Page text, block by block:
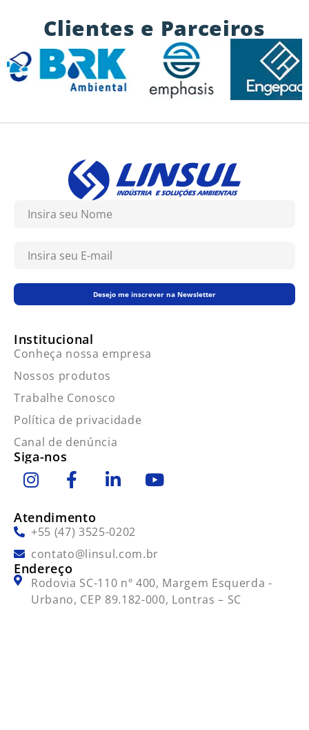
Clientes e Parceiros
Desejo me inscrever na Newsletter
Institucional
Conheça nossa empresa
Nossos produtos
Trabalhe Conosco
Política de privacidade
Canal de denúncia
Siga-nos
Atendimento
+55 (47) 3525-0202
contato@linsul.com.br
Endereço
Rodovia SC-110 nº 400, Margem Esquerda -
Urbano, CEP 89.182-000, Lontras – SC